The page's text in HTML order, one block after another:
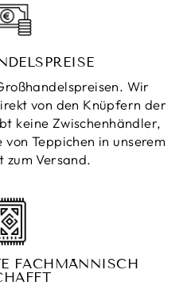
Wir
von den Knüpfern der
keine Zwischenhändler,
Teppichen in unserem
Versand.
FACHMÄNNISCH